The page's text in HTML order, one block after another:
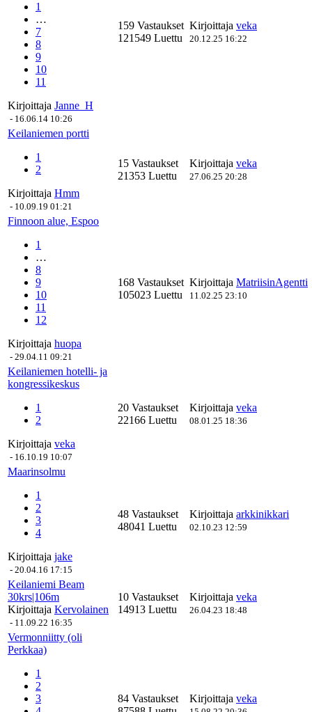
1
…
7
8
9
10
11
Kirjoittaja Janne_H
- 16.06.14 10:26
159 Vastaukset
121549 Luettu
Kirjoittaja veka
20.12.25 16:22
Keilaniemen portti
1
2
Kirjoittaja Hmm
- 10.09.19 01:21
15 Vastaukset
21353 Luettu
Kirjoittaja veka
27.06.25 20:28
Finnoon alue, Espoo
1
…
8
9
10
11
12
Kirjoittaja huopa
- 29.04.11 09:21
168 Vastaukset
105023 Luettu
Kirjoittaja MatriisinAgentti
11.02.25 23:10
Keilaniemen hotelli- ja
kongressikeskus
1
2
Kirjoittaja veka
- 16.10.19 10:07
20 Vastaukset
22166 Luettu
Kirjoittaja veka
08.01.25 18:36
Maarinsolmu
1
2
3
4
Kirjoittaja jake
- 20.04.16 17:15
48 Vastaukset
48041 Luettu
Kirjoittaja arkkinikkari
02.10.23 12:59
Keilaniemi Beam
30krs|106m
Kirjoittaja Kervolainen
- 11.09.22 16:35
10 Vastaukset
14913 Luettu
Kirjoittaja veka
26.04.23 18:48
Vermonniitty (oli
Perkkaa)
1
2
3
84 Vastaukset
Kirjoittaja veka